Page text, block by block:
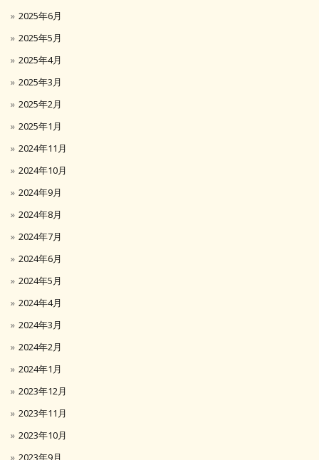
2025年6月
2025年5月
2025年4月
2025年3月
2025年2月
2025年1月
2024年11月
2024年10月
2024年9月
2024年8月
2024年7月
2024年6月
2024年5月
2024年4月
2024年3月
2024年2月
2024年1月
2023年12月
2023年11月
2023年10月
2023年9月